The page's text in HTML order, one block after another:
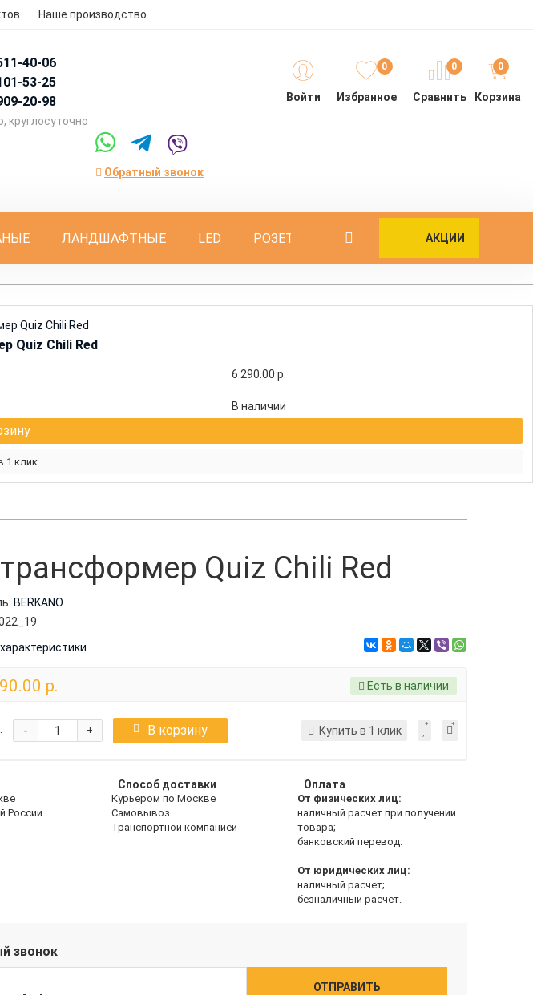
Наше производство
40-06
53-25
20-98
круглосуточно
Обратный звонок
Войти Избранное
0
Сравнить
0
Корзина
0
ЛАНДШАФТНЫЕ LED РОЗЕТКИ ОПОРЫ ИНТЕРЬЕРНЫЕ
АКЦИИ
Quiz Chili Red
6 290.00 р.
В наличии
1 клик
Quiz Chili Red
BERKANO
р. Есть в наличии
+
- В корзину Купить в 1 клик
России
Способ доставки
Курьером по Москве
Самовывоз
Транспортной компанией
Оплата
От физических лиц:
наличный расчет при получении
товара;
банковский перевод.
От юридических лиц:
наличный расчет;
безналичный расчет.
звонок
ОТПРАВИТЬ